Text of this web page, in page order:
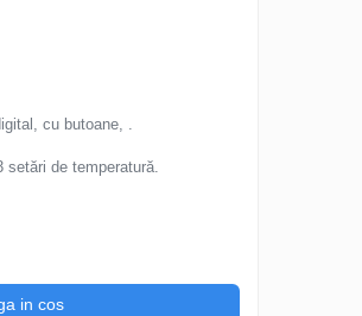
cu butoane, .
de temperatură.
in cos